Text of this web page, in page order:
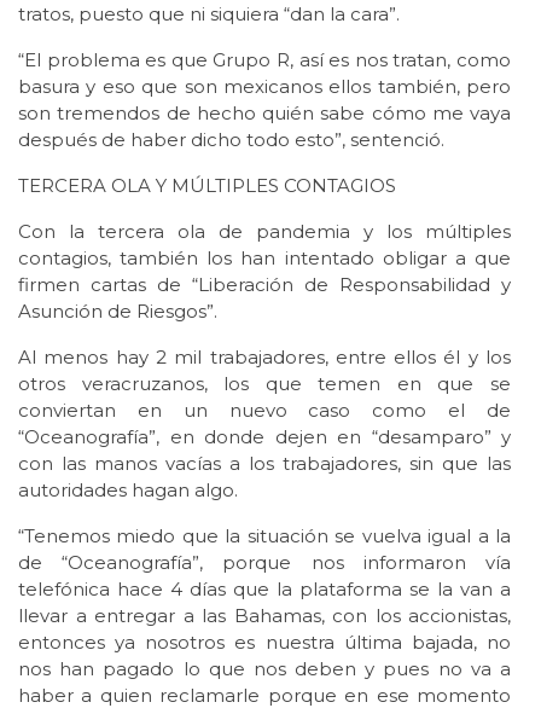
tratos, puesto que ni siquiera “dan la cara”.
“El problema es que Grupo R, así es nos tratan, como
basura y eso que son mexicanos ellos también, pero
son tremendos de hecho quién sabe cómo me vaya
después de haber dicho todo esto”, sentenció.
TERCERA OLA Y MÚLTIPLES CONTAGIOS
Con la tercera ola de pandemia y los múltiples
contagios, también los han intentado obligar a que
firmen cartas de “Liberación de Responsabilidad y
Asunción de Riesgos”.
Al menos hay 2 mil trabajadores, entre ellos él y los
otros veracruzanos, los que temen en que se
conviertan en un nuevo caso como el de
“Oceanografía”, en donde dejen en “desamparo” y
con las manos vacías a los trabajadores, sin que las
autoridades hagan algo.
“Tenemos miedo que la situación se vuelva igual a la
de “Oceanografía”, porque nos informaron vía
telefónica hace 4 días que la plataforma se la van a
llevar a entregar a las Bahamas, con los accionistas,
entonces ya nosotros es nuestra última bajada, no
nos han pagado lo que nos deben y pues no va a
haber a quien reclamarle porque en ese momento